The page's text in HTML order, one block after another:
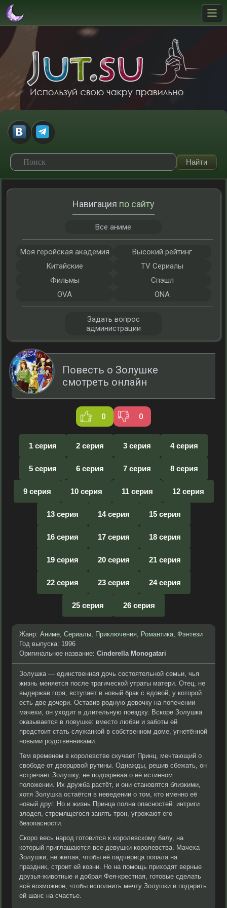
Повесть о Золушке
смотреть онлайн
0 0
1 серия 2 серия 3 серия 4 серия
5 серия 6 серия 7 серия 8 серия
9 серия 10 серия 11 серия 12 серия
13 серия 14 серия 15 серия
16 серия 17 серия 18 серия
19 серия 20 серия 21 серия
22 серия 23 серия 24 серия
25 серия 26 серия
Жанр: Аниме, Сериалы, Приключения, Романтика, Фэнтези
Год выпуска: 1996
Оригинальное название: Cinderella Monogatari
Золушка — единственная дочь состоятельной семьи, чья
жизнь меняется после трагической утраты матери. Отец, не
выдержав горя, вступает в новый брак с вдовой, у которой
есть две дочери. Оставив родную девочку на попечении
мачехи, он уходит в длительную поездку. Вскоре Золушка
оказывается в ловушке: вместо любви и заботы ей
предстоит стать служанкой в собственном доме, угнетённой
новыми родственниками.
Тем временем в королевстве скучает Принц, мечтающий о
свободе от дворцовой рутины. Однажды, решив сбежать, он
встречает Золушку, не подозревая о её истинном
положении. Их дружба растёт, и они становятся близкими,
хотя Золушка остаётся в неведении о том, кто именно её
новый друг. Но и жизнь Принца полна опасностей: интриги
злодея, стремящегося занять трон, угрожают его
безопасности.
Скоро весь народ готовится к королевскому балу, на
который приглашаются все девушки королевства. Мачеха
Золушки, не желая, чтобы её падчерица попала на
праздник, строит ей козни. Но на помощь приходят верные
друзья-животные и добрая Фея-крестная, готовые сделать
всё возможное, чтобы исполнить мечту Золушки и подарить
ей шанс на счастье.
Навигация по сайту
Все аниме
Моя геройская академия
Высокий рейтинг
Китайские
TV Сериалы
Фильмы
Спэшл
OVA
ONA
Задать вопрос
администрации